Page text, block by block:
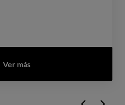
Ver más